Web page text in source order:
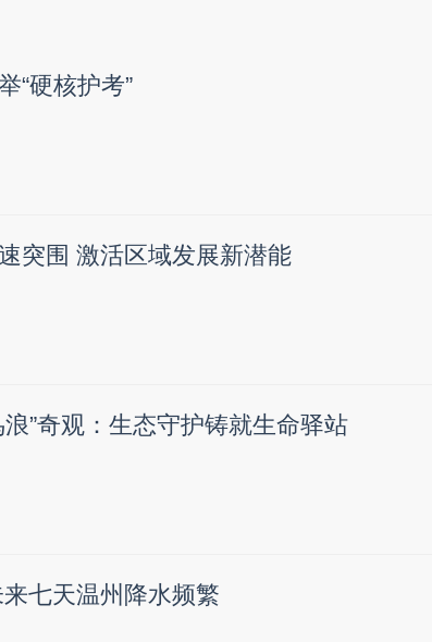
“硬核护考”
突围 激活区域发展新潜能
”奇观：生态守护铸就生命驿站
七天温州降水频繁